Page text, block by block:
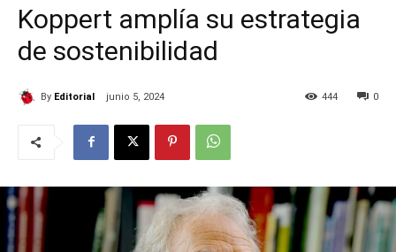
Koppert amplía su estrategia
de sostenibilidad
By Editorial junio 5, 2024 0
444